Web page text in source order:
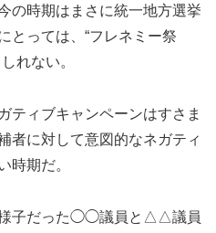
の時期はまさに統一地方選挙
とっては、“フレネミー祭
れない。
ティブキャンペーンはすさま
者に対して意図的なネガティ
時期だ。
様子だった◯◯議員と△△議員